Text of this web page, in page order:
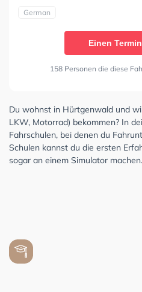
German
Einen
158 Personen die diese
Du wohnst in Hürtgenwald und
LKW, Motorrad) bekommen? In
Fahrschulen, bei denen du
Schulen kannst du die ersten
sogar an einem Simulator machen.